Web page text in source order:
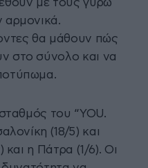
αρμονικά.
θα μάθουν πώς
στο σύνολο και να
του “YOU.
(18/5) και
η Πάτρα (1/6). Οι